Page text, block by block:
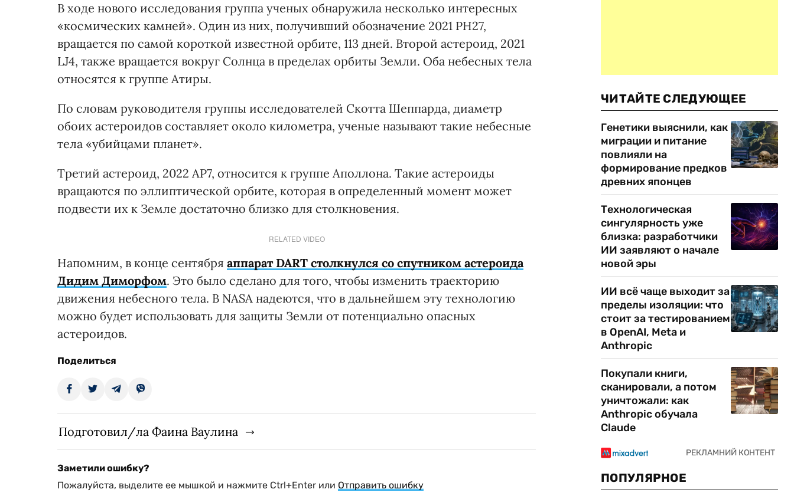
В ходе нового исследования группа ученых обнаружила несколько интересных
«космических камней». Один из них, получивший обозначение 2021 PH27,
вращается по самой короткой известной орбите, 113 дней. Второй астероид, 2021
LJ4, также вращается вокруг Солнца в пределах орбиты Земли. Оба небесных тела
относятся к группе Атиры.
По словам руководителя группы исследователей Скотта Шеппарда, диаметр
обоих астероидов составляет около километра, ученые называют такие небесные
тела «убийцами планет».
Третий астероид, 2022 AP7, относится к группе Аполлона. Такие астероиды
вращаются по эллиптической орбите, которая в определенный момент может
подвести их к Земле достаточно близко для столкновения.
RELATED VIDEO
Напомним, в конце сентября аппарат DART столкнулся со спутником астероида
Дидим Диморфом. Это было сделано для того, чтобы изменить траекторию
движения небесного тела. В NASA надеются, что в дальнейшем эту технологию
можно будет использовать для защиты Земли от потенциально опасных
астероидов.
Поделиться
Подготовил/ла Фаина Ваулина
Заметили ошибку?
Пожалуйста, выделите ее мышкой и нажмите Ctrl+Enter или Отправить ошибку
ЧИТАЙТЕ СЛЕДУЮЩЕЕ
Генетики выяснили, как
миграции и питание
повлияли на
формирование предков
древних японцев
Технологическая
сингулярность уже
близка: разработчики
ИИ заявляют о начале
новой эры
ИИ всё чаще выходит за
пределы изоляции: что
стоит за тестированием
в OpenAI, Meta и
Anthropic
Покупали книги,
сканировали, а потом
уничтожали: как
Anthropic обучала
Claude
ПОПУЛЯРНОЕ